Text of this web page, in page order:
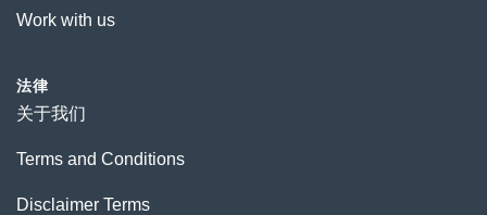
Work with us
法律
关于我们
Terms and Conditions
Disclaimer Terms